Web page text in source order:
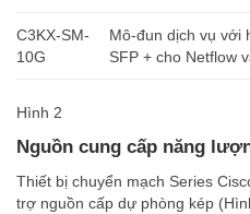
C3KX-SM-
10G
Mô-đun dịch vụ với
SFP + cho Netflow
Hình 2
Nguồn cung cấp năng
Thiết bị chuyển mạch Series
trợ nguồn cấp dự phòng kép